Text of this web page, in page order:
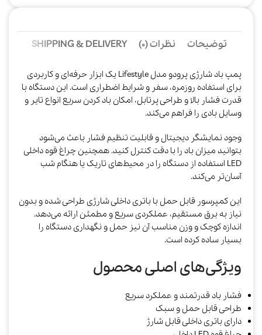
توضیحات نظرات (0) SHIPPING & DELIVERY
پمپ باد شارژی پرودو مدل Lifestyle یک ابزار حرفه‌ای و کاربردی
برای استفاده روزمره، سفر و شرایط اضطراری است. این دستگاه با
قدرت فشار بالا و طراحی پرتابل، امکان باد کردن سریع انواع تایر و
وسایل بادی را فراهم می‌کند.
وجود نمایشگر دیجیتال و قابلیت تنظیم فشار باعث می‌شود
بتوانید میزان باد را با دقت کنترل کنید. همچنین چراغ قوه داخلی
LED استفاده از دستگاه را در محیط‌های تاریک یا هنگام شب
آسان‌تر می‌کند.
این کمپرسور قابل حمل با باتری داخلی شارژی طراحی شده و بدون
نیاز به برق مستقیم، عملکردی سریع و مطمئن ارائه می‌دهد.
اندازه کوچک و وزن مناسب آن نیز حمل و نگهداری دستگاه را
بسیار ساده کرده است.
ویژگی‌های اصلی محصول
فشار باد قدرتمند و عملکرد سریع
طراحی قابل حمل و سبک
دارای باتری داخلی قابل شارژ